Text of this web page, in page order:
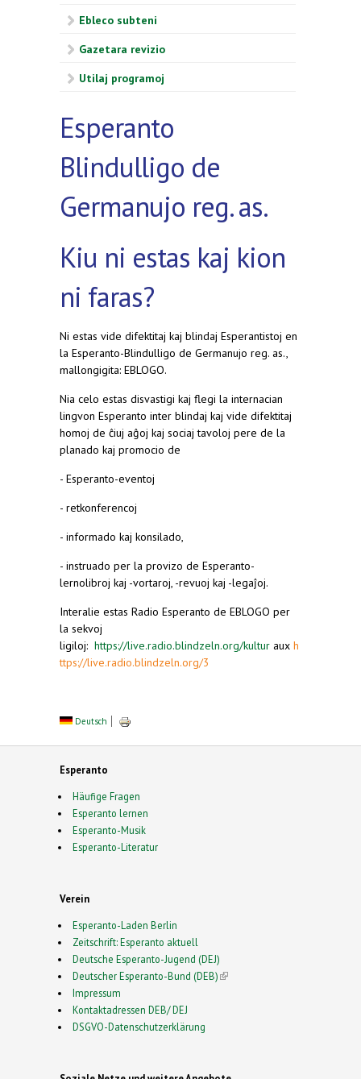
Ebleco subteni
Gazetara revizio
Utilaj programoj
Esperanto
Blindulligo de
Germanujo reg. as.
Kiu ni estas kaj kion
ni faras?
Ni estas vide difektitaj kaj blindaj Esperantistoj en
la Esperanto-Blindulligo de Germanujo reg. as.,
mallongigita: EBLOGO.
Nia celo estas disvastigi kaj flegi la internacian
lingvon Esperanto inter blindaj kaj vide difektitaj
homoj de ĉiuj aĝoj kaj sociaj tavoloj pere de la
planado kaj promocio de
- Esperanto-eventoj
- retkonferencoj
-‍ informado kaj konsilado,
- instruado per la provizo de Esperanto-
lernolibroj kaj -‍vortaroj, -‍revuoj kaj -‍legaĵoj.
Interalie estas Radio Esperanto de EBLOGO per
la sekvoj
ligiloj: https://live.radio.blindzeln.org/kultur aux h
ttps://live.radio.blindzeln.org/3
Deutsch
Esperanto
Häufige Fragen
Esperanto lernen
Esperanto-Musik
Esperanto-Literatur
Verein
Esperanto-Laden Berlin
Zeitschrift: Esperanto aktuell
Deutsche Esperanto-Jugend (DEJ)
Deutscher Esperanto-Bund (DEB)(link is external)
Impressum
Kontaktadressen DEB/ DEJ
DSGVO-Datenschutzerklärung